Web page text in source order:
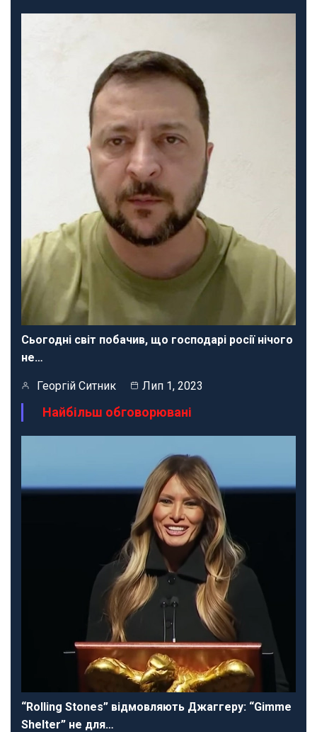
Сьогодні світ побачив, що господарі росії нічого
не…
Георгій Ситник Лип 1, 2023
Найбільш обговорювані
“Rolling Stones” відмовляють Джаггеру: “Gimme
Shelter” не для…